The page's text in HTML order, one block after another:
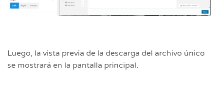
Luego, la vista previa de la descarga del archivo único
se mostrará en la pantalla principal.